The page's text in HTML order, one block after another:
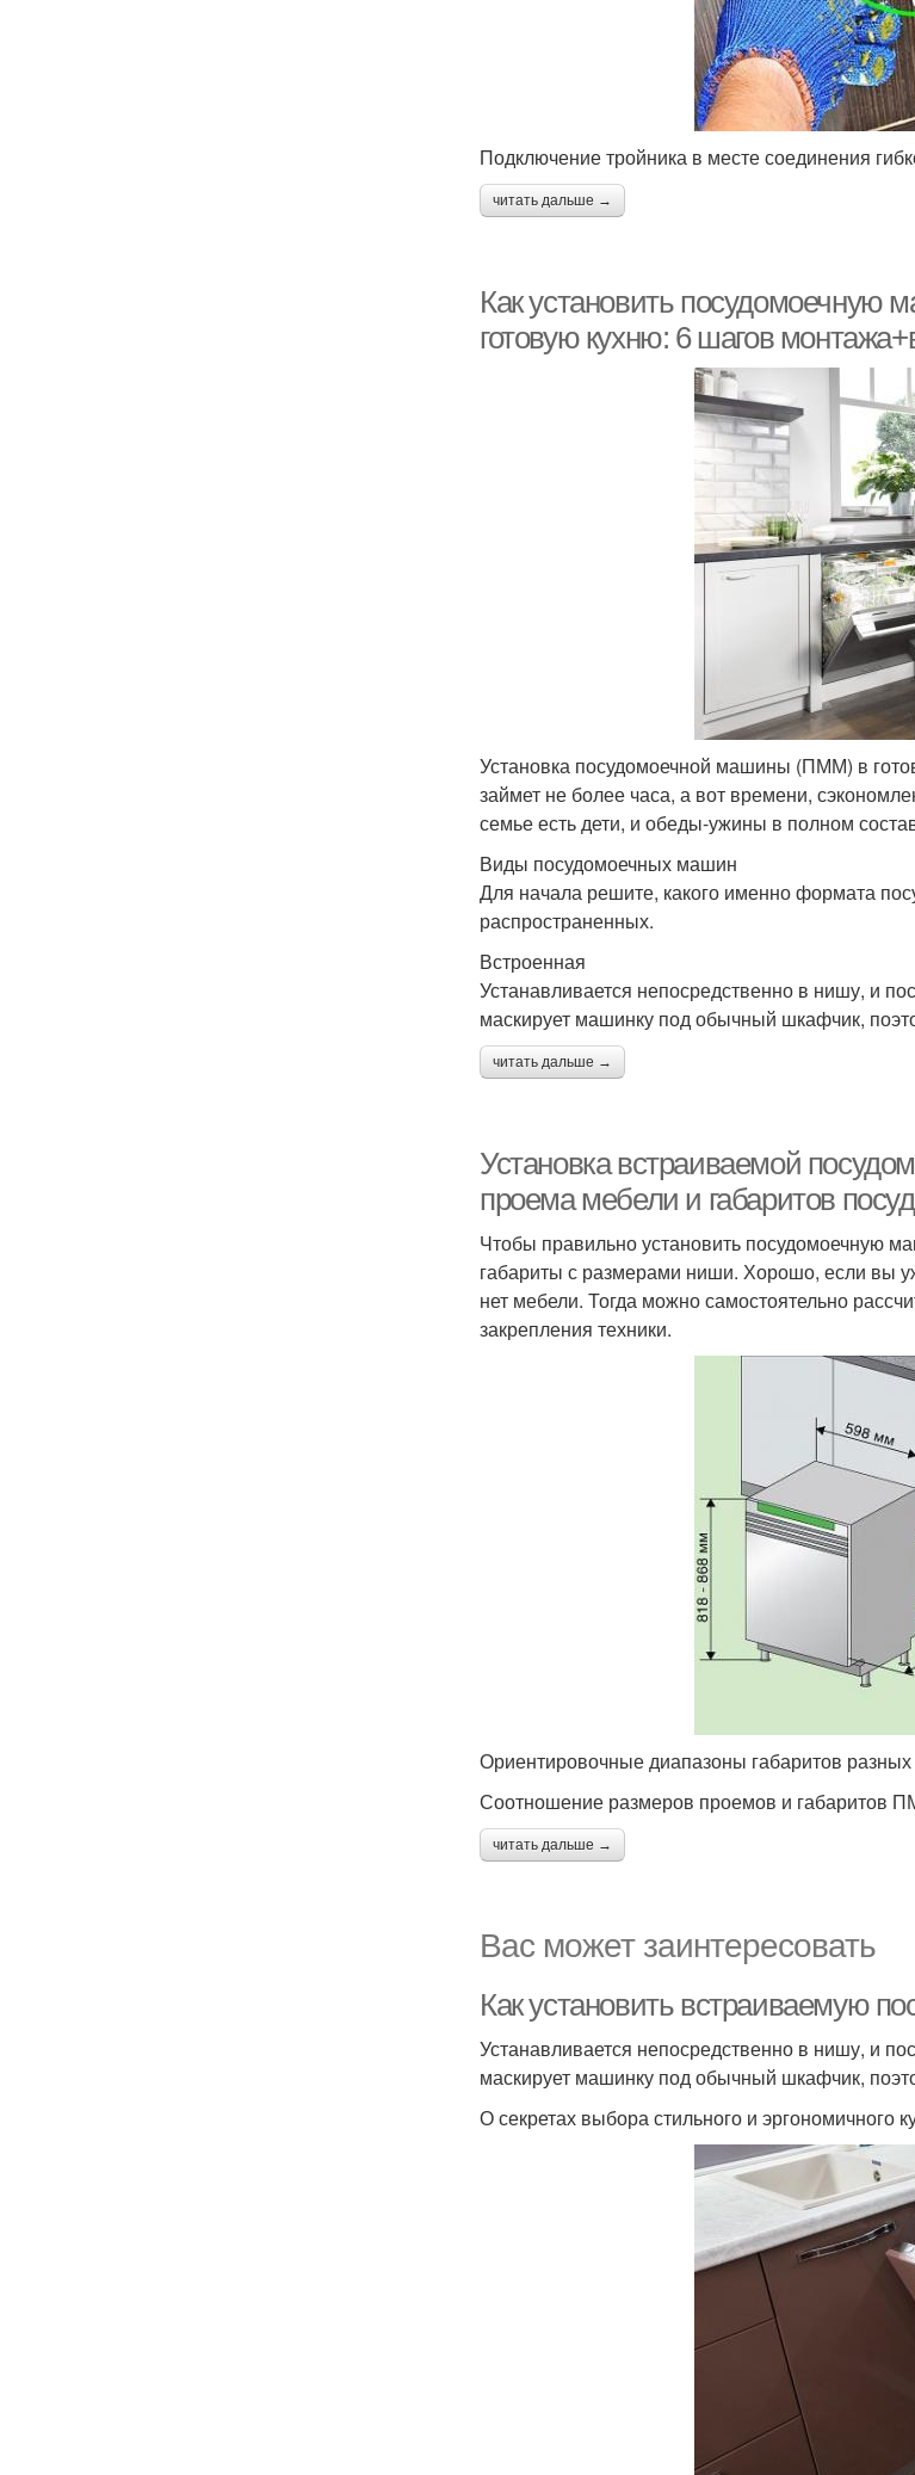
Подключение тройника в месте соединения
читать дальше →
Как установить посудомоечную
готовую кухню: 6 шагов
Установка посудомоечной машины (ПММ) в
займет не более часа, а вот времени,
семье есть дети, и обеды-ужины в полном
Виды посудомоечных машин
Для начала решите, какого именно формата
распространенных.
Встроенная
Устанавливается непосредственно в нишу, и
маскирует машинку под обычный шкафчик,
читать дальше →
Установка встраиваемой
проема мебели и габаритов
Чтобы правильно установить посудомоечную
габариты с размерами ниши. Хорошо, если вы
нет мебели. Тогда можно самостоятельно
закрепления техники.
Ориентировочные диапазоны габаритов
Соотношение размеров проемов и габаритов
читать дальше →
Вас может заинтересовать
Как установить встраиваемую
Устанавливается непосредственно в нишу, и
маскирует машинку под обычный шкафчик,
О секретах выбора стильного и эргономичного